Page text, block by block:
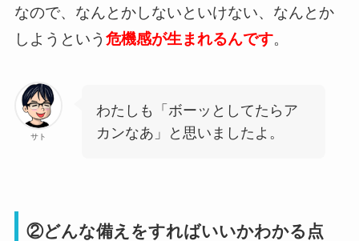
なので、なんとかしないといけない、なんとか
しようという 危機感が生まれるんです。
サト
わたしも「ボーッとしてたらア
カンなあ」と思いましたよ。
②どんな備えをすればいいかわかる点